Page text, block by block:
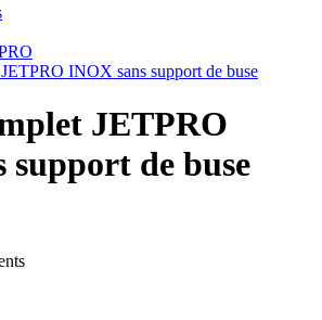
INOX sans support de buse
JETPRO
support de buse